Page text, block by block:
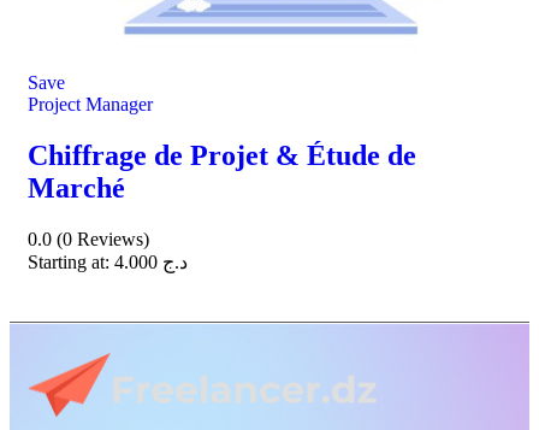
Save
Project Manager
Chiffrage de Projet & Étude de
Marché
0.0 (0 Reviews)
Starting at:
د.ج 4.000